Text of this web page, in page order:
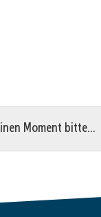
Moment bitte…